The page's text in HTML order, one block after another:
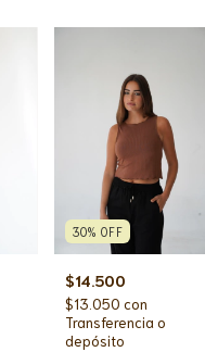
30% OFF
$14.500
$13.050 con
Transferencia o
depósito